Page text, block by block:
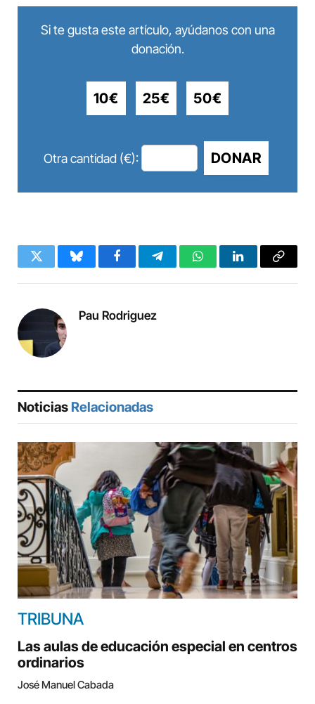
Si te gusta este artículo, ayúdanos con una
donación.
10€ 25€ 50€
Otra cantidad (€): DONAR
Twitter BlueskyFacebookTelegramWhatsAppLinkedInCopy
Pau Rodriguez
Noticias Relacionadas
TRIBUNA
Las aulas de educación especial en centros
ordinarios
José Manuel Cabada